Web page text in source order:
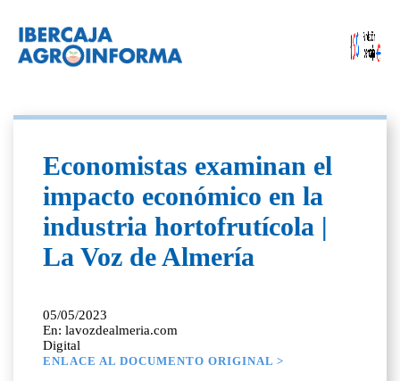
Economistas examinan el
impacto económico en la
industria hortofrutícola |
La Voz de Almería
05/05/2023
En: lavozdealmeria.com
Digital
ENLACE AL DOCUMENTO ORIGINAL >